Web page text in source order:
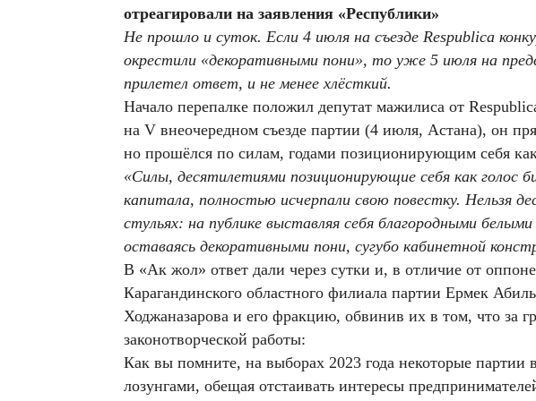
отреагировали на заявления «Республики»
Не прошло и суток. Если 4 июля на съезде Respublica
окрестили «декоративными пони», то уже 5 июля на
прилетел ответ, и не менее хлёсткий.
Начало перепалке положил депутат мажилиса от
на V внеочередном съезде партии (4 июля, Астана), он
но прошёлся по силам, годами позиционирующим себя как
«Силы, десятилетиями позиционирующие себя как голос
капитала, полностью исчерпали свою повестку. Нельзя
стульях: на публике выставляя себя благородными
оставаясь декоративными пони, сугубо кабинетной
В «Ак жол» ответ дали через сутки и, в отличие от
Карагандинского областного филиала партии Ермек
Ходжаназарова и его фракцию, обвинив их в том, что за
законотворческой работы:
Как вы помните, на выборах 2023 года некоторые партии
лозунгами, обещая отстаивать интересы